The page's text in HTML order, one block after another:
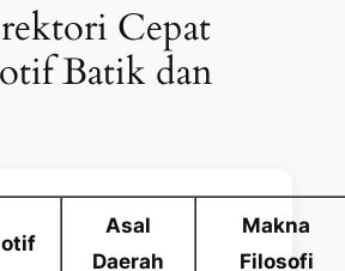
Cepat
Batik dan
Asal
Daerah
Makna
Filosofi